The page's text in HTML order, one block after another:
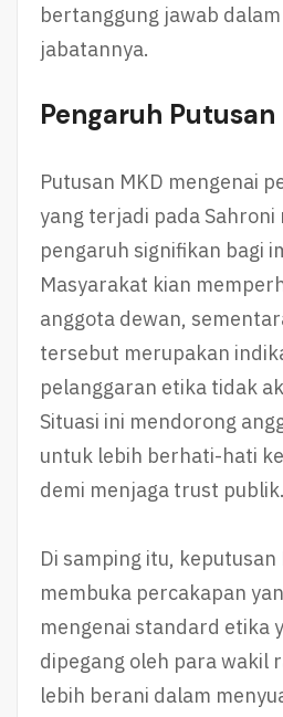
bertanggung jawab
jabatannya.
Pengaruh Putusan
Putusan MKD mengenai
yang terjadi pada Sahroni
pengaruh signifikan bagi
Masyarakat kian
anggota dewan,
tersebut merupakan
pelanggaran etika tidak
Situasi ini mendorong
untuk lebih berhati-hati
demi menjaga trust publik.
Di samping itu, keputusan
membuka percakapan
mengenai standard etika
dipegang oleh para wakil
lebih berani dalam